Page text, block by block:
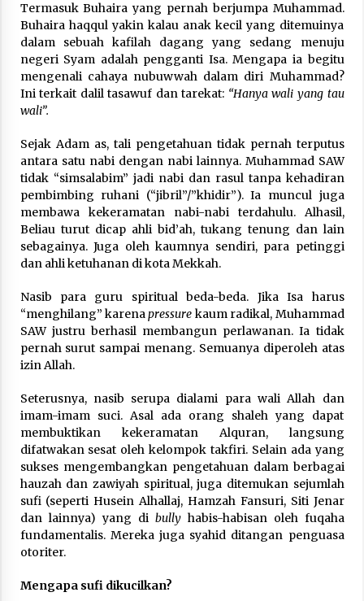
Termasuk Buhaira yang pernah berjumpa Muhammad.
Buhaira haqqul yakin kalau anak kecil yang ditemuinya
dalam sebuah kafilah dagang yang sedang menuju
negeri Syam adalah pengganti Isa. Mengapa ia begitu
mengenali cahaya nubuwwah dalam diri Muhammad?
Ini terkait dalil tasawuf dan tarekat: “Hanya wali yang tau
wali”.
Sejak Adam as, tali pengetahuan tidak pernah terputus
antara satu nabi dengan nabi lainnya. Muhammad SAW
tidak “simsalabim” jadi nabi dan rasul tanpa kehadiran
pembimbing ruhani (“jibril”/”khidir”). Ia muncul juga
membawa kekeramatan nabi-nabi terdahulu. Alhasil,
Beliau turut dicap ahli bid’ah, tukang tenung dan lain
sebagainya. Juga oleh kaumnya sendiri, para petinggi
dan ahli ketuhanan di kota Mekkah.
Nasib para guru spiritual beda-beda. Jika Isa harus
“menghilang” karenapressure kaum radikal, Muhammad
SAW justru berhasil membangun perlawanan. Ia tidak
pernah surut sampai menang. Semuanya diperoleh atas
izin Allah.
Seterusnya, nasib serupa dialami para wali Allah dan
imam-imam suci. Asal ada orang shaleh yang dapat
membuktikan kekeramatan Alquran, langsung
difatwakan sesat oleh kelompok takfiri. Selain ada yang
sukses mengembangkan pengetahuan dalam berbagai
hauzah dan zawiyah spiritual, juga ditemukan sejumlah
sufi (seperti Husein Alhallaj, Hamzah Fansuri, Siti Jenar
dan lainnya) yang di bully habis-habisan oleh fuqaha
fundamentalis. Mereka juga syahid ditangan penguasa
otoriter.
Mengapa sufi dikucilkan?